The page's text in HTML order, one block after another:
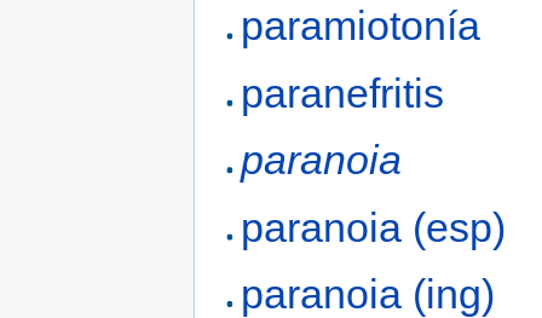
paramiotonía
paranefritis
paranoia
paranoia (esp)
paranoia (ing)